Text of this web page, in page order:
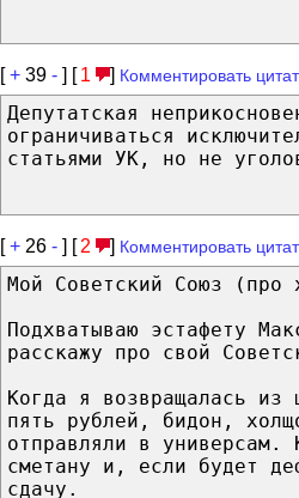
[+ 39 - ] [ 1 ] Комментировать
Депутатская
ограничиваться
статьями УК, но не
[+ 26 - ] [ 2 ] Комментировать
Мой Советский Союз (про
Подхватываю эстафету
расскажу про свой
Когда я возвращалась из
пять рублей, бидон,
отправляли в
сметану и, если будет
сдачу.